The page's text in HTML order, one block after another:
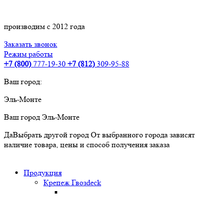
производим с 2012 года
Заказать звонок
Режим работы
+7 (800)777-19-30 +7 (812)309-95-88
Ваш город:
Эль-Монте
Ваш город Эль-Монте
ДаВыбрать другой город От выбранного города зависят
наличие товара, цены и способ получения заказа
Продукция
Крепеж Гвозdeck